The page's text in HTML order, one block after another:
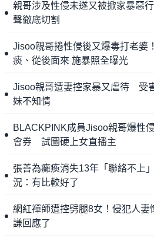
親哥涉及性侵未遂又被掀家暴惡
聲徹底切割
Jisoo親哥捲性侵後又爆毒打老婆
痰、從後面來 施暴照全曝光
Jisoo親哥遭妻控家暴又虐待 受
妹不知情
BLACKPINK成員Jisoo親哥爆性
會券 試圖硬上女直播主
張善為癱瘓消失13年「聯絡不上
況：有比較好了
網紅禪師遭控劈腿8女！侵犯人
謙回應了